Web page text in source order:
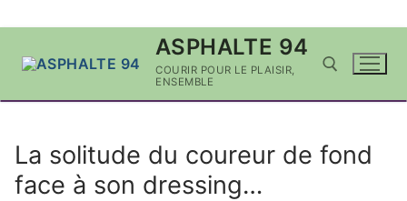
ASPHALTE 94
COURIR POUR LE PLAISIR,
ENSEMBLE
La solitude du coureur de fond
face à son dressing…